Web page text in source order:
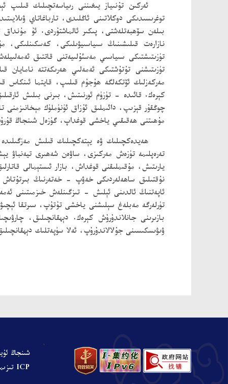
ئەركىن تۇنىياز يىغىننى رىياسەتچىلىك قىلىپ
توغرىسىدىكى دوكلاتىنى ئاڭلىدى، تارباغاتاي
بىلەن سۆھبەتلەشتى، پىكىر ئالماشتۇردى. ئۇ
نازارەت قىلىشىنىڭ سىياسىيۋىلىكى، كەسكىنلىكى،
تۈزىتىشتىكى سىياسىي مەسئۇلىيەتنى قاتتىق
تۈزىتىشنى تۇتۇشتىكى ئەمەلىي ھەرىكەتتە نامايان
مەركەزلىك ئۆتكەلگە ھۇجۇم قىلىپ، قايتما ئىنكاس
كېرەك. قائىدە - تۈزۈم ئورنىتىش، بىرنى بىلىش
چوڭقۇر قېزىپ، دائىملىق ئۇزاق ئۈنۈملۈك مېخانىزمنى
مۇھىتنى ھەقىقىي ياخشى قوغداپ، گۈزەل شىنجاڭ
ھەيدەكچىلىك ۋە يېتەكچىلىك قىلىش
تەرەپلىمە تۈزەش مەركىزى، ساۋەن شەھىرى
يارىتىش، مۇقىملىقنى قوغداش، بازار ئىستېمالى
نۇقتىلىق ساھەلەردىكى خەۋپ - خەتەرنىڭ بىرتۇتاش
ئاپەتنىڭ ئالدىنى ئېلىش - تىزگىنلەش خىزمىتىنى
تۈرلەرگە مەبلەغ سېلىشنى ياخشى تۇتۇپ، سىرتقا
بازىرىنى جانلاندۇرۇش كېرەك. دېھقانچىلىق،
ۋىۋىسكىسىنى جۇلالاندۇرۇپ، ئەلا سۈپەتلىك
شىنجاڭ
ICP تىزىملىنىش نومۇرى: ش ICP ت 05001680-نومۇرلۇق
、